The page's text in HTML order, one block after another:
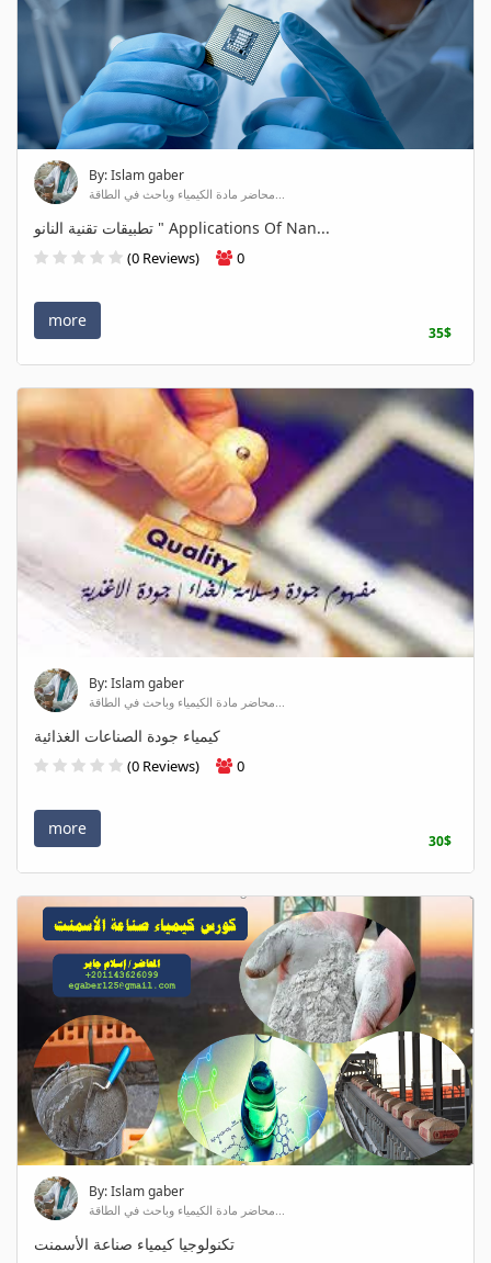
By: Islam gaber
محاضر مادة الكيمياء وباحث في الطاقة...
تطبيقات تقنية النانو " Applications Of Nan...
(0 Reviews) 0
more
35$
By: Islam gaber
محاضر مادة الكيمياء وباحث في الطاقة...
كيمياء جودة الصناعات الغذائية
(0 Reviews) 0
more
30$
By: Islam gaber
محاضر مادة الكيمياء وباحث في الطاقة...
تكنولوجيا كيمياء صناعة الأسمنت